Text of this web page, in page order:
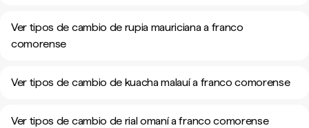
Ver tipos de cambio de rupia mauriciana a franco
comorense
Ver tipos de cambio de kuacha malauí a franco comorense
Ver tipos de cambio de rial omaní a franco comorense